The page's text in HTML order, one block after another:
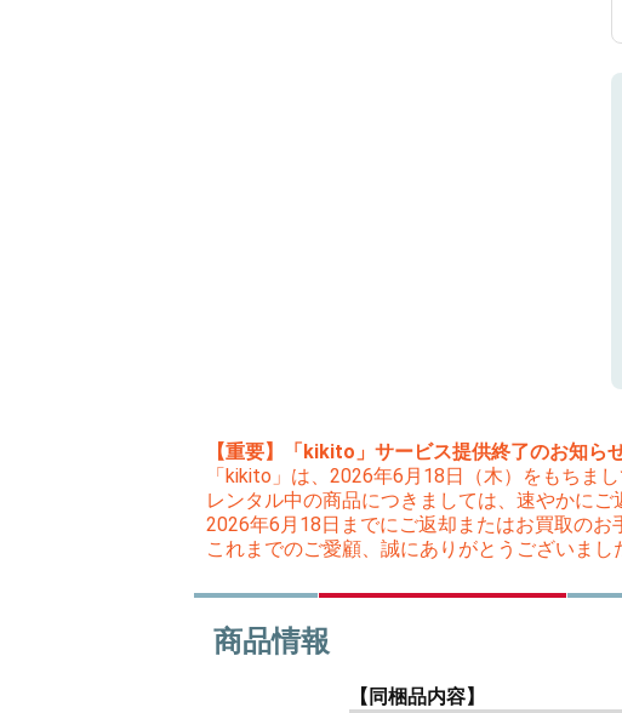
【重要】「kikito」サービス提供終了のお知ら
「kikito」は、2026年6月18日（木）をもちま
レンタル中の商品につきましては、速やかに
2026年6月18日までにご返却またはお買取のお
これまでのご愛顧、誠にありがとうございまし
商品情報
【同梱品内容】